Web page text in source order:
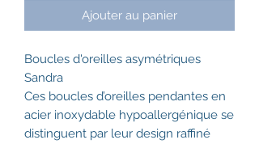
Ajouter au panier
Boucles d'oreilles asymétriques
Sandra
Ces boucles d’oreilles pendantes en
acier inoxydable hypoallergénique se
distinguent par leur design raffiné